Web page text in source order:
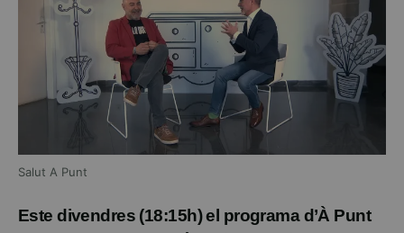
Salut A Punt
Este divendres (18:15h) el programa d’À Punt